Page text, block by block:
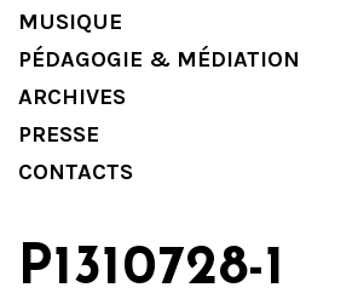
MUSIQUE
PÉDAGOGIE & MÉDIATION
ARCHIVES
PRESSE
CONTACTS
P1310728-1